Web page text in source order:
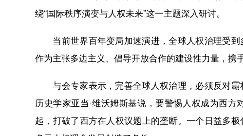
绕“国际秩序演变与人权未来”这一主题深入研讨。
当前世界百年变局加速演进，全球人权治理受到
作为主张多边主义、倡导开放合作的建设性力量，携
与会专家表示，完善全球人权治理，必须反对霸
历史学家亚当·维沃姆斯基说，要警惕人权成为西
起，打破了西方在人权议题上的垄断。一个日益多